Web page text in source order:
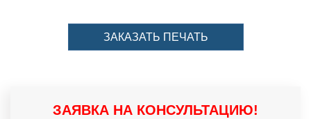
ЗАКАЗАТЬ ПЕЧАТЬ
ЗАЯВКА НА КОНСУЛЬТАЦИЮ!